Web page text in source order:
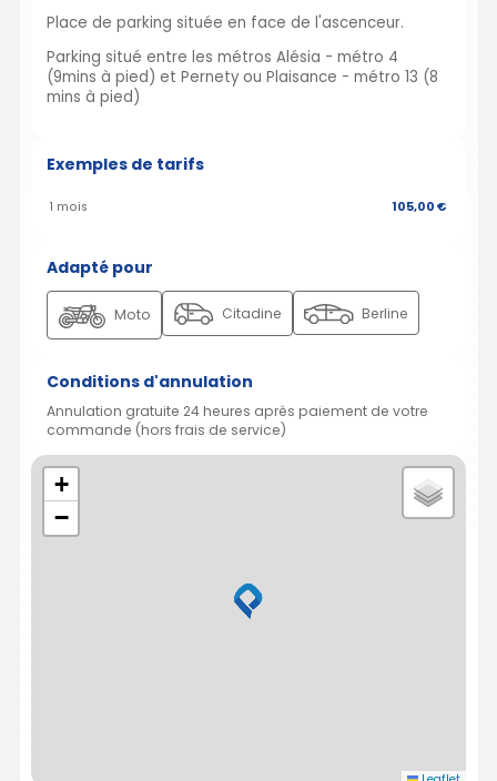
Place de parking située en face de l'ascenceur.
Parking situé entre les métros Alésia - métro 4
(9mins à pied) et Pernety ou Plaisance - métro 13 (8
mins à pied)
Exemples de tarifs
1 mois 105,00 €
Adapté pour
Moto Citadine Berline
Conditions d'annulation
Annulation gratuite 24 heures après paiement de votre
commande (hors frais de service)
+
−